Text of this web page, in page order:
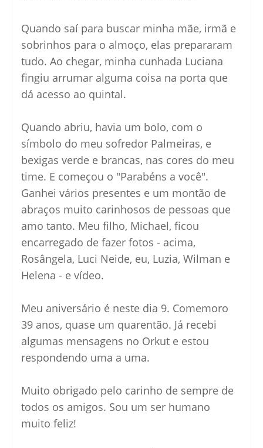
Quando saí para buscar minha mãe, irmã e
sobrinhos para o almoço, elas prepararam
tudo. Ao chegar, minha cunhada Luciana
fingiu arrumar alguma coisa na porta que
dá acesso ao quintal.
Quando abriu, havia um bolo, com o
símbolo do meu sofredor Palmeiras, e
bexigas verde e brancas, nas cores do meu
time. E começou o "Parabéns a você".
Ganhei vários presentes e um montão de
abraços muito carinhosos de pessoas que
amo tanto. Meu filho, Michael, ficou
encarregado de fazer fotos - acima,
Rosângela, Luci Neide, eu, Luzia, Wilman e
Helena - e vídeo.
Meu aniversário é neste dia 9. Comemoro
39 anos, quase um quarentão. Já recebi
algumas mensagens no Orkut e estou
respondendo uma a uma.
Muito obrigado pelo carinho de sempre de
todos os amigos. Sou um ser humano
muito feliz!